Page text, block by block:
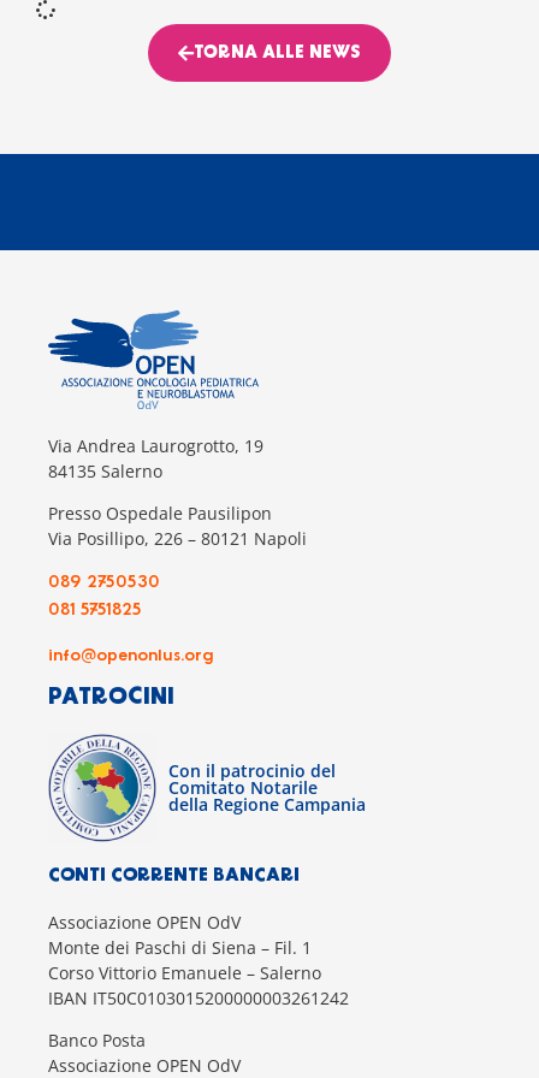
TORNA ALLE NEWS
Via Andrea Laurogrotto, 19
84135 Salerno
Presso Ospedale Pausilipon
Via Posillipo, 226 – 80121 Napoli
089 2750530
081 5751825
info@openonlus.org
PATROCINI
Con il patrocinio del
Comitato Notarile
della Regione Campania
CONTI CORRENTE BANCARI
Associazione OPEN OdV
Monte dei Paschi di Siena – Fil. 1
Corso Vittorio Emanuele – Salerno
IBAN IT50C0103015200000003261242
Banco Posta
Associazione OPEN OdV